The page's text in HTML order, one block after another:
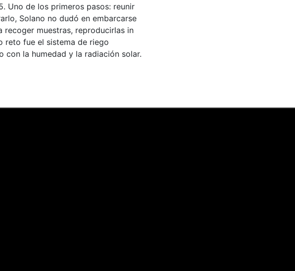
Uno de los primeros pasos: reunir
Solano no dudó en embarcarse
recoger muestras, reproducirlas in
reto fue el sistema de riego
con la humedad y la radiación solar.